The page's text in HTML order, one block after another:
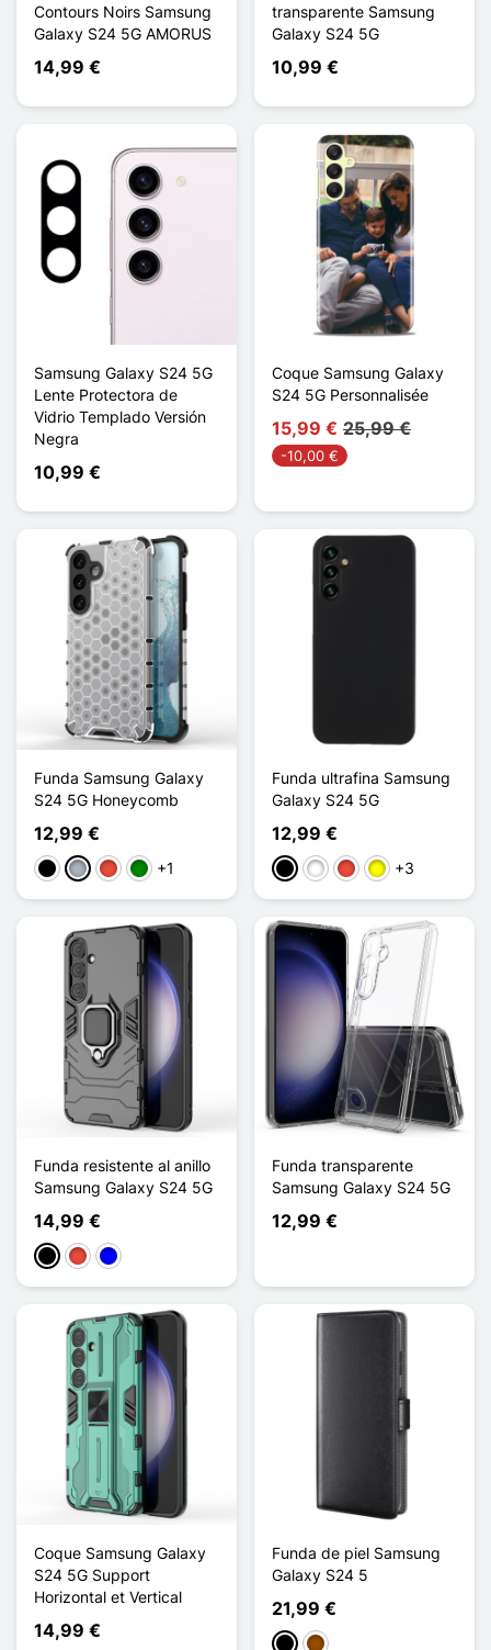
Contours Noirs Samsung
Galaxy S24 5G AMORUS
14,99 €
transparente Samsung
Galaxy S24 5G
10,99 €
Samsung Galaxy S24 5G
Lente Protectora de
Vidrio Templado Versión
Negra
10,99 €
Coque Samsung Galaxy
S24 5G Personnalisée
15,99 € 25,99 €
-10,00 €
Funda Samsung Galaxy
S24 5G Honeycomb
12,99 €
Negro
Gris RojoVerde
+1
Funda ultrafina Samsung
Galaxy S24 5G
12,99 €
NegroBlancoRojoAmarillo
+3
Funda resistente al anillo
Samsung Galaxy S24 5G
14,99 €
NegroRojoAzul
Funda transparente
Samsung Galaxy S24 5G
12,99 €
Coque Samsung Galaxy
S24 5G Support
Horizontal et Vertical
14,99 €
Funda de piel Samsung
Galaxy S24 5
21,99 €
NegroMarrón